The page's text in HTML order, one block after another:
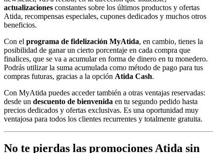
actualizaciones constantes sobre los últimos productos y ofertas
Atida, recompensas especiales, cupones dedicados y muchos otros
beneficios.
Con el programa de fidelización MyAtida, en cambio, tienes la
posibilidad de ganar un cierto porcentaje en cada compra que
finalices, que se va a acumular en forma de dinero en tu monedero.
Podrás utilizar la suma acumulada como método de pago para tus
compras futuras, gracias a la opción Atida Cash.
Con MyAtida puedes acceder también a otras ventajas reservadas:
desde un descuento de bienvenida en tu segundo pedido hasta
precios dedicados y ofertas exclusivas. Es una oportunidad muy
ventajosa para todos los clientes recurrentes y totalmente gratuita.
No te pierdas las promociones Atida sin